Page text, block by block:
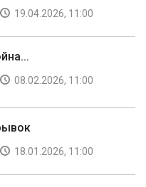
19.04.2026, 11:00
08.02.2026, 11:00
18.01.2026, 11:00